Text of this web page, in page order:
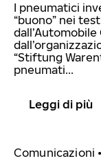
I pneumatici
“buono” nei
dall’Automobile
“Stiftung
pneumati...
Leggi di più
Comunicazioni •